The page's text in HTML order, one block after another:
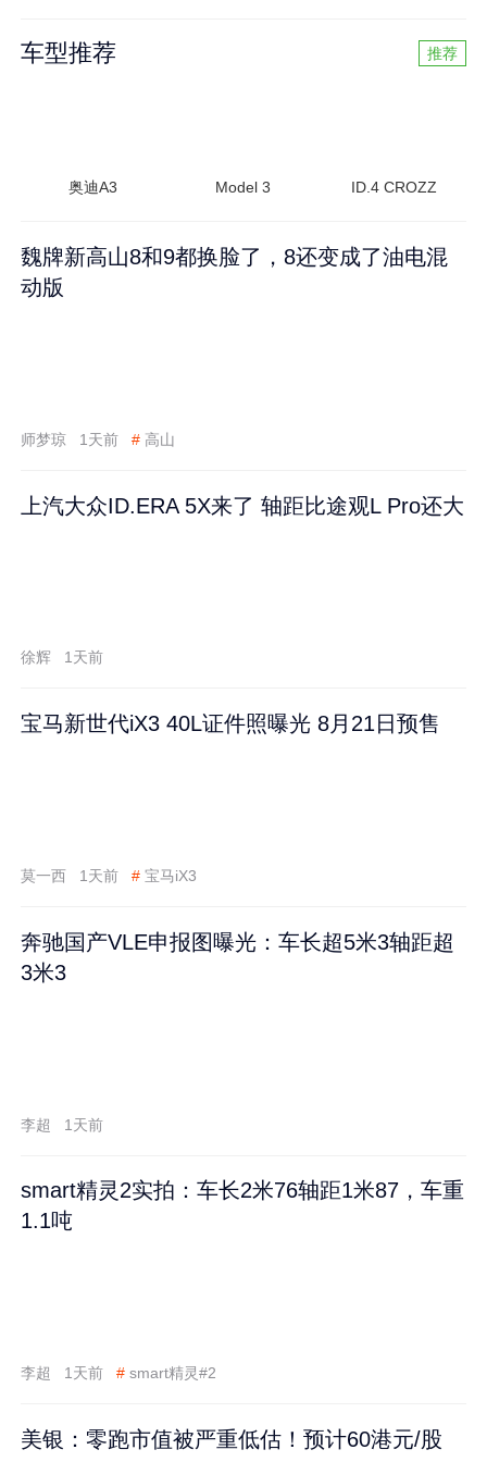
车型推荐 推荐
奥迪A3 Model 3 ID.4 CROZZ
魏牌新高山8和9都换脸了，8还变成了油电混
动版
师梦琼 1天前 # 高山
上汽大众ID.ERA 5X来了 轴距比途观L Pro还大
徐辉 1天前
宝马新世代iX3 40L证件照曝光 8月21日预售
莫一西 1天前 # 宝马iX3
奔驰国产VLE申报图曝光：车长超5米3轴距超
3米3
李超 1天前
smart精灵2实拍：车长2米76轴距1米87，车重
1.1吨
李超 1天前 # smart精灵#2
美银：零跑市值被严重低估！预计60港元/股